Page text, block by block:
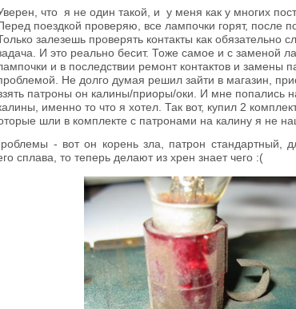
что я не один такой, и у меня как у многих
поездкой проверяю, все лампочки горят, после
залезешь проверять контакты как обязательно
И это реально бесит. Тоже самое и с заменой
и в последствии ремонт контактов и замены
Не долго думая решил зайти в магазин,
патроны он калины/приоры/оки. И мне попались
именно то что я хотел. Так вот, купил 2
шли в комплекте с патронами на калину я не
- вот он корень зла, патрон
сплава, то теперь делают из хрен знает чего :(